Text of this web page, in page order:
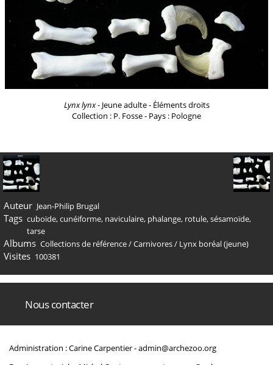
Lynx lynx- Jeune adulte - Éléments droits
Collection : P. Fosse - Pays : Pologne
Auteur Jean-Philip Brugal
Tags cuboïde,cunéiforme, naviculaire, phalange, rotule,sésamoïde,
tarse
Albums Collections de référence/Carnivores/ Lynx boréal (jeune)
Visites 100381
Nous contacter
Administration : Carine Carpentier -admin@archezoo.org